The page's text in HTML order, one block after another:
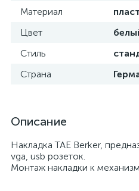
Материал
Цвет
Стиль
Страна
Описание
Накладка TAE Berker,
vga, usb розеток.
Монтаж накладки к